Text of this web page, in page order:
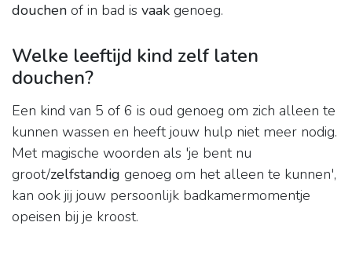
douchen of in bad is vaak genoeg.
Welke leeftijd kind zelf laten
douchen?
Een kind van 5 of 6 is oud genoeg om zich alleen te
kunnen wassen en heeft jouw hulp niet meer nodig.
Met magische woorden als 'je bent nu
groot/zelfstandig genoeg om het alleen te kunnen',
kan ook jij jouw persoonlijk badkamermomentje
opeisen bij je kroost.